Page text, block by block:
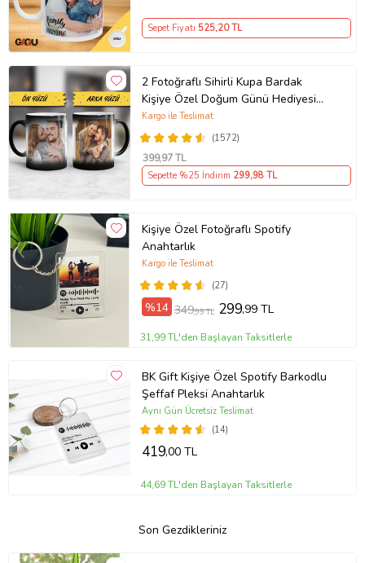
Sepet Fiyatı 525,20 TL
2 Fotoğraflı Sihirli Kupa Bardak
Kişiye Özel Doğum Günü Hediyesi
Sevgiliye Hediye Anneye Babaya
Ablaya Abiye Kız Erkek Kardeşe
Arkadaşa Resimli Günü Yıl Dönümü
Hediyesi
(1572)
Kargo ile Teslimat
399,97 TL
Sepette %25 İndirim 299,98 TL
Kişiye Özel Fotoğraflı Spotify
Anahtarlık
(27)
Kargo ile Teslimat
%14 349,99 TL 299,99 TL
31,99 TL'den Başlayan Taksitlerle
BK Gift Kişiye Özel Spotify Barkodlu
Şeffaf Pleksi Anahtarlık
(14)
Aynı Gün Ücretsiz Teslimat
419,00 TL
44,69 TL'den Başlayan Taksitlerle
Son Gezdikleriniz